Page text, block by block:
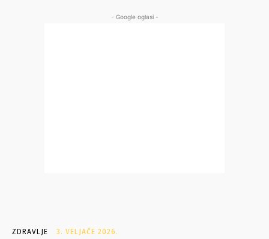
- Google oglasi -
ZDRAVLJE 3. VELJAČE 2026.